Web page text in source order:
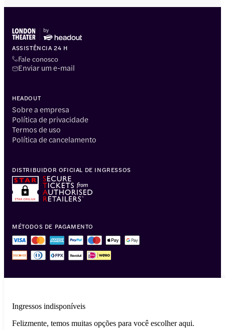
ASSISTÊNCIA 24 H
Fale conosco
Enviar um e-mail
HEADOUT
Sobre a empresa
Política de privacidade
Termos de uso
Política de cancelamento
MÉTODOS DE PAGAMENTO
DISTRIBUIDOR OFICIAL DE INGRESSOS
Ingressos indisponíveis
Felizmente, temos muitas opções para você escolher aqui.